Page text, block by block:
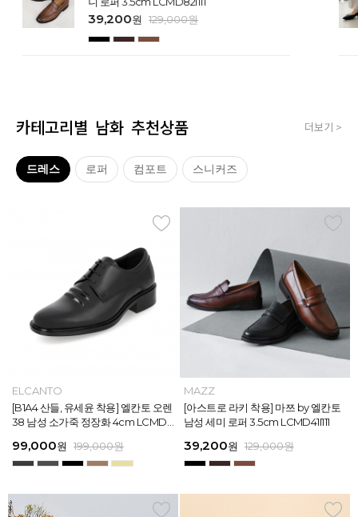
39,200원 129,000원
카테고리별 남화 추천상품 더보기 >
드레스 로퍼 컴포트 스니커즈
MAZZ
마쯔 by 엘칸토 남성 데이엔 스니커즈
3.5cm LCMS20M413
71,400원 189,000원
INTENSE
[아스트로 엠제이 착용] 인텐스 by 엘
칸토 남성 클래식 스니커즈 3cm LC
45,900원 129,000원
ELCANTO
[B1A4 산들, 유세윤 착용] 엘칸토 오렌
38 남성 소가죽 정장화 4cm LCMD3
99,000원 199,000원
MAZZ
[아스트로 라키 착용] 마쯔 by 엘칸토
남성 세미 로퍼 3.5cm LCMD41I111
39,200원 129,000원
MAZZ
[박형식, 지창욱 착용] 마쯔 by 엘칸토
남성 페니 로퍼 3.5cm LCMD82I111
39,200원 129,000원
MAZZ
[안보현 착용] 마쯔 by 엘칸토 남성 캐
쥬얼 플렉시블 로퍼 2cm LCMC93M
38,250원 159,000원
MAZZ
마쯔 by 엘칸토 남성 데일리 컴포트화
4cm LCMF95M111
38,250원 129,000원
MAZZ
마쯔 by 엘칸토 남성 캐주얼 더비 슈
즈 2.4cm LCMC21M326
38,250원 129,000원
MAZZ
마쯔 by 엘칸토 남성 데이엔 스니커즈
3.5cm LCMS20M413
71,400원 189,000원
INTENSE
[아스트로 엠제이 착용] 인텐스 by 엘
칸토 남성 클래식 스니커즈 3cm LC
45,900원 129,000원
ELCANTO
[B1A4 산들, 유세윤 착용] 엘칸토 오렌
38 남성 소가죽 정장화 4cm LCMD3
99,000원 199,000원
MAZZ
[아스트로 라키 착용] 마쯔 by 엘칸토
남성 세미 로퍼 3.5cm LCMD41I111
39,200원 129,000원